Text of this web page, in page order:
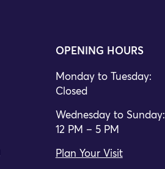
OPENING HOURS
Monday to Tuesday:
Closed
Wednesday to Sunday:
12 PM – 5 PM
Plan Your Visit